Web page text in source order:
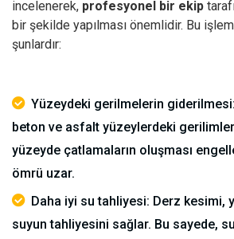
incelenerek, profesyonel bir ekip
bir şekilde yapılması önemlidir. Bu
şunlardır:
Yüzeydeki gerilmelerin
beton ve asfalt yüzeylerdeki
yüzeyde çatlamaların oluşması
ömrü uzar.
Daha iyi su tahliyesi: Derz kesimi,
suyun tahliyesini sağlar. Bu sayede,